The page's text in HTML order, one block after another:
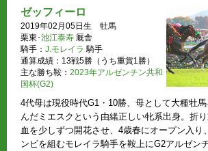
ゼッフィーロ
2019年02月05日生 牡馬
栗東･池江泰寿 厩舎
騎手： J.モレイラ 騎手
通算成績：13戦5勝（うち重賞1勝）
主な勝ち鞍： 2023年アルゼンチン共和
国杯(G2)
4代母は現役時代G1・10勝、母として大種牡
んだミエスクという由緒正しい牝系出身。折
血を少しずつ開花させ、4歳春にオープン入り
ンビを組むモレイラ騎手を鞍上にG2アルゼン